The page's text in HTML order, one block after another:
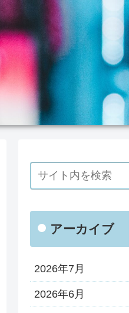
アーカイブ
2026年7月
2026年6月